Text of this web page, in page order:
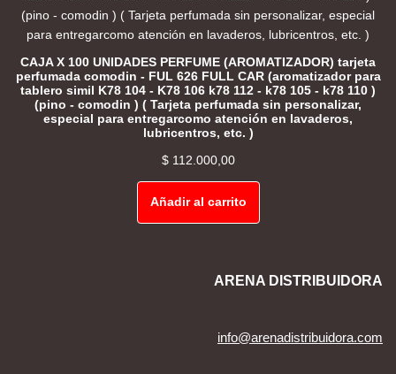
CAJA X 100 UNIDADES PERFUME (AROMATIZADOR) tarjeta
perfumada comodin - FUL 626 FULL CAR (aromatizador para
tablero simil K78 104 - K78 106 k78 112 - k78 105 - k78 110 )
(pino - comodin ) ( Tarjeta perfumada sin personalizar,
especial para entregarcomo atención en lavaderos,
lubricentros, etc. )
$112.000,00
Añadir al carrito
ARENA DISTRIBUIDORA
info@arenadistribuidora.com